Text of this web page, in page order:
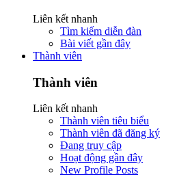
Liên kết nhanh
Tìm kiếm diễn đàn
Bài viết gần đây
Thành viên
Thành viên
Liên kết nhanh
Thành viên tiêu biểu
Thành viên đã đăng ký
Đang truy cập
Hoạt động gần đây
New Profile Posts